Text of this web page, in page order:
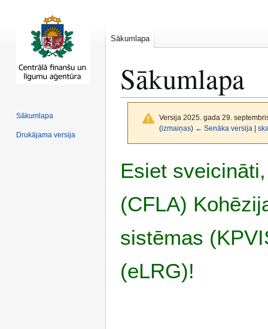
Sākumlapa
Versija 2025. gada 29.
(izmaiņas) ← Senāka versija
uz
uz
Esiet
(CFLA)
sistēmas
(eLRG)!
Sākumlapa
Sākumlapa
Drukājama versija